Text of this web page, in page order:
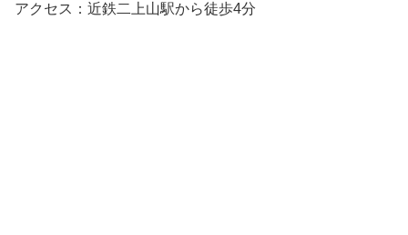
アクセス：近鉄二上山駅から徒歩4分